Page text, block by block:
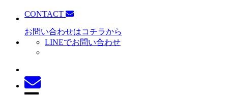
CONTACT
お問い合わせはコチラから
LINEでお問い合わせ